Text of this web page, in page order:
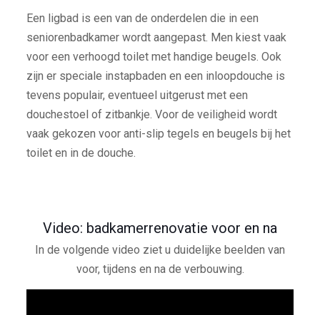
Een ligbad is een van de onderdelen die in een
seniorenbadkamer wordt aangepast. Men kiest vaak
voor een verhoogd toilet met handige beugels. Ook
zijn er speciale instapbaden en een inloopdouche is
tevens populair, eventueel uitgerust met een
douchestoel of zitbankje. Voor de veiligheid wordt
vaak gekozen voor anti-slip tegels en beugels bij het
toilet en in de douche.
Video: badkamerrenovatie voor en na
In de volgende video ziet u duidelijke beelden van
voor, tijdens en na de verbouwing.